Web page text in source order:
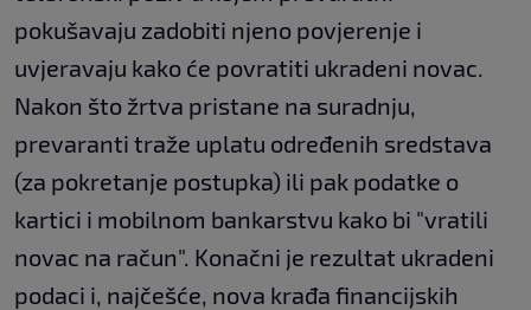
pokušavaju zadobiti njeno povjerenje i
uvjeravaju kako će povratiti ukradeni novac.
Nakon što žrtva pristane na suradnju,
prevaranti traže uplatu određenih sredstava
(za pokretanje postupka) ili pak podatke o
kartici i mobilnom bankarstvu kako bi "vratili
novac na račun". Konačni je rezultat ukradeni
podaci i, najčešće, nova krađa financijskih